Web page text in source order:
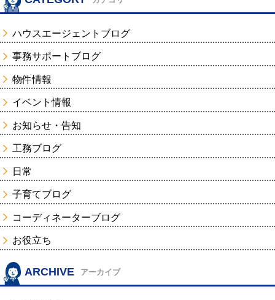
ハウスエージェントブログ
事務サポートブログ
物件情報
イベント情報
お知らせ・告知
工務ブログ
日常
子育てブログ
コーディネーターブログ
お役立ち
ARCHIVE アーカイブ